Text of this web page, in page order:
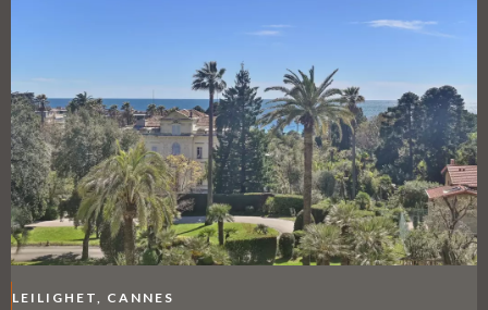
LEILIGHET, CANNES